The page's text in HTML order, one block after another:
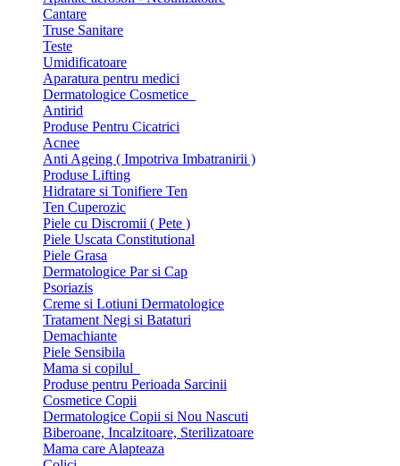
Cantare
Truse Sanitare
Teste
Umidificatoare
Aparatura pentru medici
Dermatologice Cosmetice
Antirid
Produse Pentru Cicatrici
Acnee
Anti Ageing ( Impotriva Imbatranirii )
Produse Lifting
Hidratare si Tonifiere Ten
Ten Cuperozic
Piele cu Discromii ( Pete )
Piele Uscata Constitutional
Piele Grasa
Dermatologice Par si Cap
Psoriazis
Creme si Lotiuni Dermatologice
Tratament Negi si Bataturi
Demachiante
Piele Sensibila
Mama si copilul
Produse pentru Perioada Sarcinii
Cosmetice Copii
Dermatologice Copii si Nou Nascuti
Biberoane, Incalzitoare, Sterilizatoare
Mama care Alapteaza